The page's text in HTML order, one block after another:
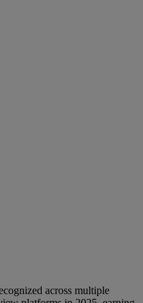
across multiple